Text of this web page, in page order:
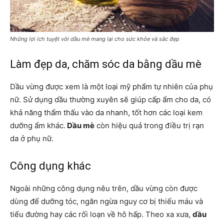
Những lợi ích tuyệt vời dầu mè mang lại cho sức khỏe và sắc đẹp
Làm đẹp da, chăm sóc da bằng dầu mè
Dầu vừng được xem là một loại mỹ phẩm tự nhiên của phụ
nữ. Sử dụng dầu thường xuyên sẽ giúp cấp ẩm cho da, có
khả năng thẩm thấu vào da nhanh, tốt hơn các loại kem
dưỡng ẩm khác. Dầu mè còn hiệu quả trong điều trị rạn
da ở phụ nữ.
Công dụng khác
Ngoài những công dụng nêu trên, dầu vừng còn được
dùng để dưỡng tóc, ngăn ngừa nguy cơ bị thiếu máu và
tiểu đường hay các rối loạn về hô hấp. Theo xa xưa, dầu